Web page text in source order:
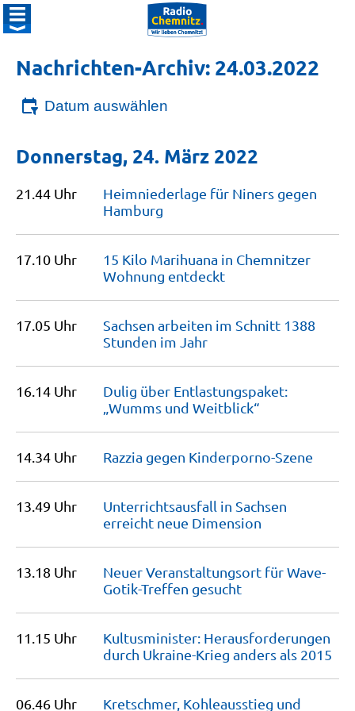
Nachrichten-Archiv: 24.03.2022
Datum auswählen
Donnerstag, 24. März 2022
21.44 Uhr
Heimniederlage für Niners gegen
Hamburg
17.10 Uhr
15 Kilo Marihuana in Chemnitzer
Wohnung entdeckt
17.05 Uhr
Sachsen arbeiten im Schnitt 1388
Stunden im Jahr
16.14 Uhr
Dulig über Entlastungspaket:
„Wumms und Weitblick“
14.34 Uhr Razzia gegen Kinderporno-Szene
13.49 Uhr
Unterrichtsausfall in Sachsen
erreicht neue Dimension
13.18 Uhr
Neuer Veranstaltungsort für Wave-
Gotik-Treffen gesucht
11.15 Uhr
Kultusminister: Herausforderungen
durch Ukraine-Krieg anders als 2015
06.46 Uhr Kretschmer, Kohleausstieg und